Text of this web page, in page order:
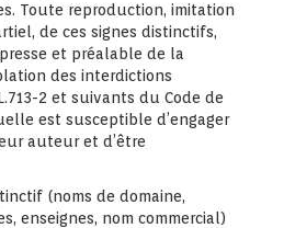
Toute reproduction, imitation
de ces signes distinctifs,
et préalable de la
des interdictions
2 et suivants du Code de
est susceptible d’engager
auteur et d’être
(noms de domaine,
enseignes, nom commercial)